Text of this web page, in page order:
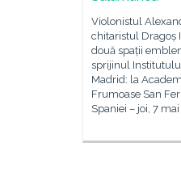
Violonistul
chitaristul Dragoș
două spații
sprijinul
Madrid: la
Frumoase San
Spaniei – joi, 7